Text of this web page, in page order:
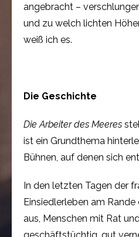
angebracht –
und zu welch lichten
weiß ich es.
Die Geschichte
Die Arbeiter des Meeres
ist ein Grundthema
Bühnen, auf denen sich
In den letzten Tagen der
Einsiedlerleben am
aus, Menschen mit Rat
geschäftstüchtig, gut